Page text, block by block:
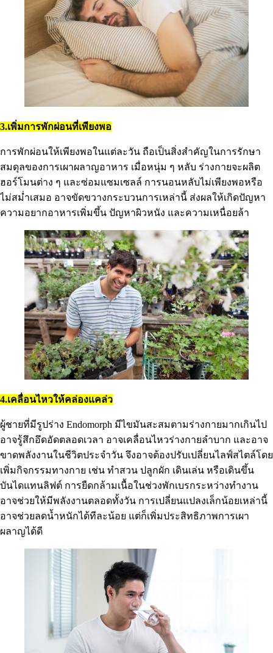
3.เพิ่มการพักผ่อนที่เพียงพอ
การพักผ่อนให้เพียงพอในแต่ละวัน ถือเป็นสิ่งสำคัญในการรักษา
สมดุลของการเผาผลาญอาหาร เมื่อหนุ่ม ๆ หลับ ร่างกายจะผลิต
ฮอร์โมนต่าง ๆ และซ่อมแซมเซลล์ การนอนหลับไม่เพียงพอหรือ
ไม่สม่ำเสมอ อาจขัดขวางกระบวนการเหล่านี้ ส่งผลให้เกิดปัญหา
ความอยากอาหารเพิ่มขึ้น ปัญหาผิวหนัง และความเหนื่อยล้า
4.เคลื่อนไหวให้คล่องแคล่ว
ผู้ชายที่มีรูปร่าง Endomorph มีไขมันสะสมตามร่างกายมากเกินไป
อาจรู้สึกอึดอัดตลอดเวลา อาจเคลื่อนไหวร่างกายลำบาก และอาจ
ขาดพลังงานในชีวิตประจำวัน จึงอาจต้องปรับเปลี่ยนไลฟ์สไตล์โดย
เพิ่มกิจกรรมทางกาย เช่น ทำสวน ปลูกผัก เดินเล่น หรือเดินขึ้น
บันไดแทนลิฟต์ การยืดกล้ามเนื้อในช่วงพักเบรกระหว่างทำงาน
อาจช่วยให้มีพลังงานตลอดทั้งวัน การเปลี่ยนแปลงเล็กน้อยเหล่านี้
อาจช่วยลดน้ำหนักได้ทีละน้อย แต่ก็เพิ่มประสิทธิภาพการเผา
ผลาญได้ดี